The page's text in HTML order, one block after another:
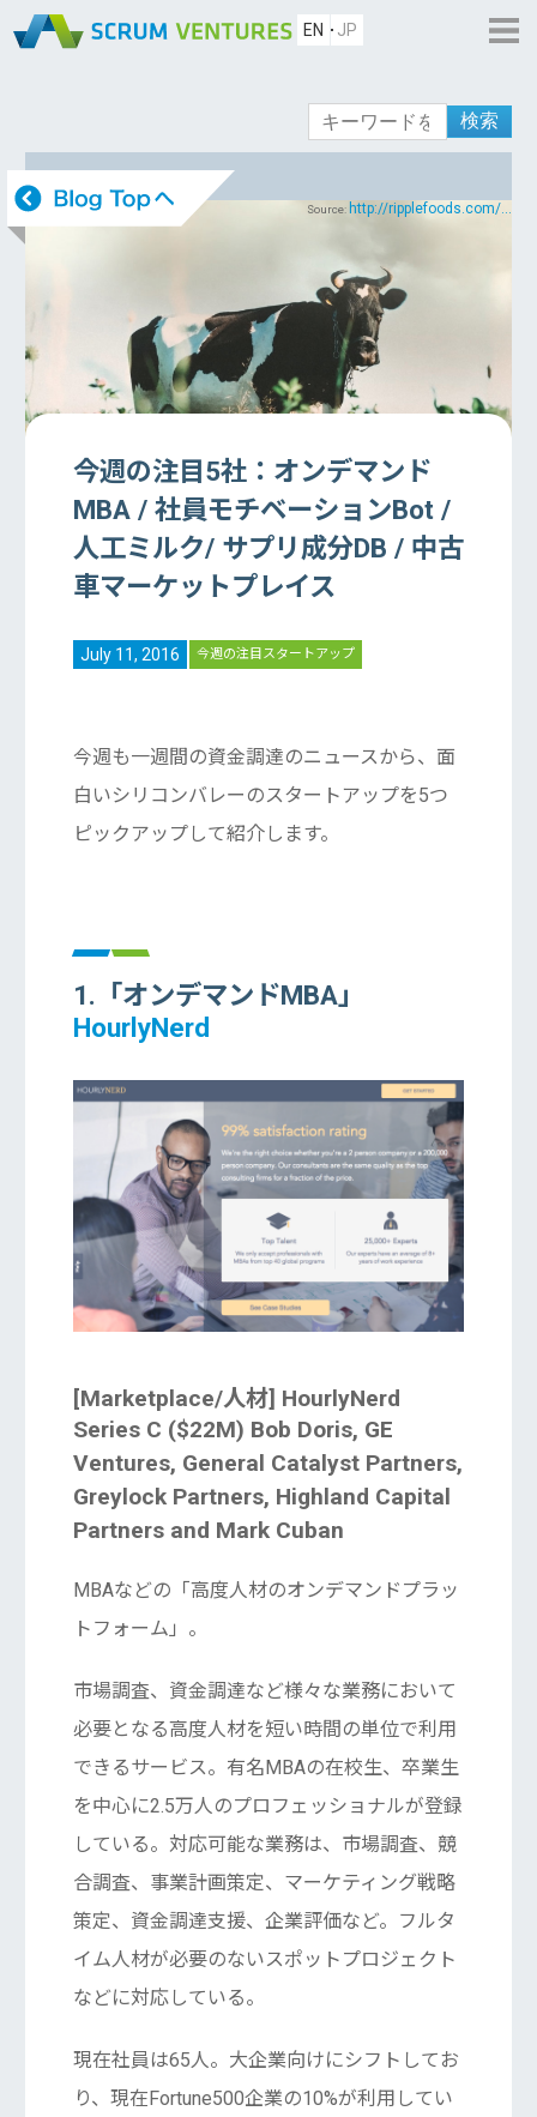
EN JP
検索
Source: http://ripplefoods.com/...
今週の注目5社：オンデマンド
MBA / 社員モチベーションBot /
人工ミルク/ サプリ成分DB / 中古
車マーケットプレイス
July 11, 2016 今週の注目スタートアップ
今週も一週間の資金調達のニュースから、面
白いシリコンバレーのスタートアップを5つ
ピックアップして紹介します。
1.「オンデマンドMBA」
HourlyNerd
[Marketplace/人材] HourlyNerd
Series C ($22M) Bob Doris, GE
Ventures, General Catalyst Partners,
Greylock Partners, Highland Capital
Partners and Mark Cuban
MBAなどの「高度人材のオンデマンドプラッ
トフォーム」。
市場調査、資金調達など様々な業務において
必要となる高度人材を短い時間の単位で利用
できるサービス。有名MBAの在校生、卒業生
を中心に2.5万人のプロフェッショナルが登録
している。対応可能な業務は、市場調査、競
合調査、事業計画策定、マーケティング戦略
策定、資金調達支援、企業評価など。フルタ
イム人材が必要のないスポットプロジェクト
などに対応している。
現在社員は65人。大企業向けにシフトしてお
り、現在Fortune500企業の10%が利用してい